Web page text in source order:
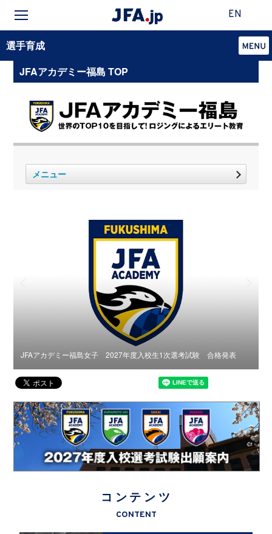
EN
選手育成
JFAアカデミー福島 TOP
メニュー
JFAアカデミー福島女子 2027年度入校生1次選考試験 合格発表
コンテンツ
CONTENT